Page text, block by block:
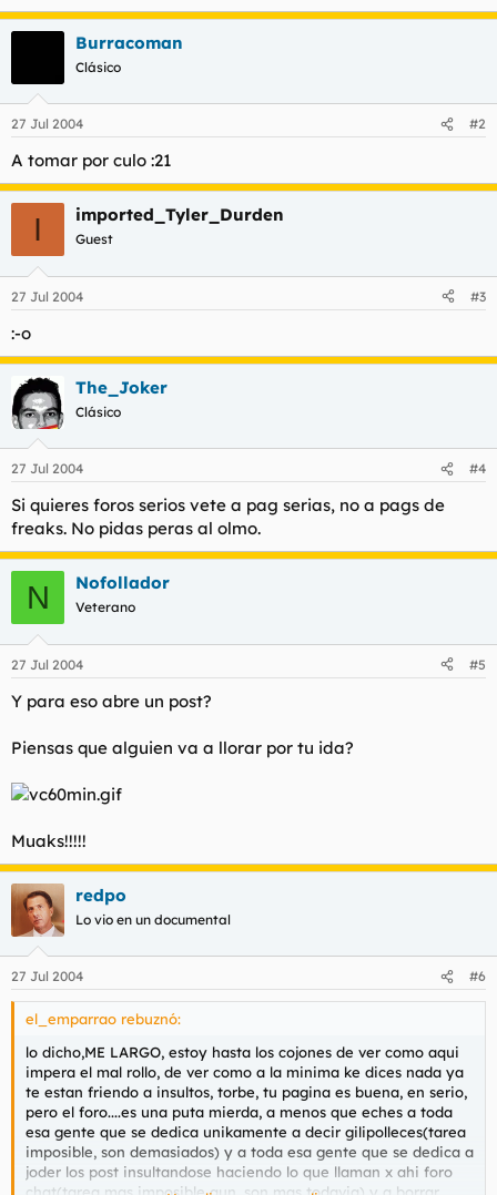
Burracoman
Clásico
27 Jul 2004 #2
A tomar por culo :21
I imported_Tyler_Durden
Guest
27 Jul 2004 #3
:-o
The_Joker
Clásico
27 Jul 2004 #4
Si quieres foros serios vete a pag serias, no a pags de
freaks. No pidas peras al olmo.
N Nofollador
Veterano
27 Jul 2004 #5
Y para eso abre un post?
Piensas que alguien va a llorar por tu ida?
Muaks!!!!!
redpo
Lo vio en un documental
27 Jul 2004 #6
el_emparrao rebuznó:
lo dicho,ME LARGO, estoy hasta los cojones de ver como aqui
impera el mal rollo, de ver como a la minima ke dices nada ya
te estan friendo a insultos, torbe, tu pagina es buena, en serio,
pero el foro....es una puta mierda, a menos que eches a toda
esa gente que se dedica unikamente a decir gilipolleces(tarea
imposible, son demasiados) y a toda esa gente que se dedica a
joder los post insultandose haciendo lo que llaman x ahi foro